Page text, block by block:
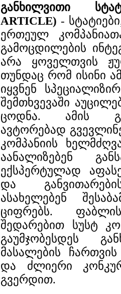
განხილვითი
ARTICLE) -
ერთეულ
გამოცდილების
არა ყოველთვის
თუნდაც რომ ისინი
იყვნენ
შემთხვევაში
ცოდნა. ამის
ავტორებად
კომპანიის
აანალიზებენ
ექსპერტულად
და
ასახელებენ
ციფრებს.
შედარებით სუსტ
გაუმჯობესდეს
მასალების
და ძლიერი
გვერდით.